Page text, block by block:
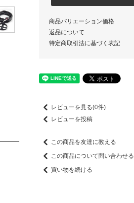
商品バリエーション価格
返品について
特定商取引法に基づく表記
レビューを見る(0件)
レビューを投稿
この商品を友達に教える
この商品について問い合わせる
買い物を続ける